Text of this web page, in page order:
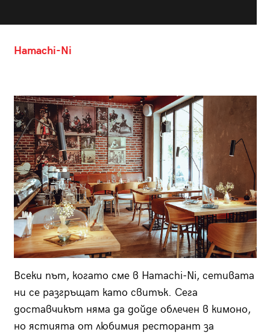
Hamachi-Ni
Всеки път, когато сме в Hamachi-Ni, сетивата
ни се разгръщат като свитък. Сега
доставчикът няма да дойде облечен в кимоно,
но ястията от любимия ресторант за